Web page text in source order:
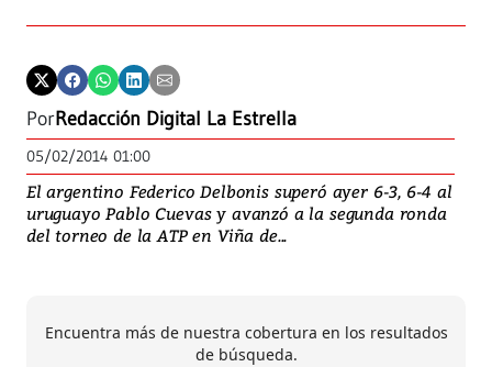
PorRedacción Digital La Estrella
05/02/2014 01:00
El argentino Federico Delbonis superó ayer 6-3, 6-4 al
uruguayo Pablo Cuevas y avanzó a la segunda ronda
del torneo de la ATP en Viña de...
Encuentra más de nuestra cobertura en los resultados
de búsqueda.